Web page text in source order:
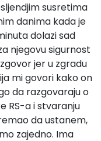
susretima
danima kada je
dolazi sad
njegovu sigurnost
jer u zgradu
mi govori kako on
da razgovaraju o
RS-a i stvaranju
da ustanem,
zajedno. Ima